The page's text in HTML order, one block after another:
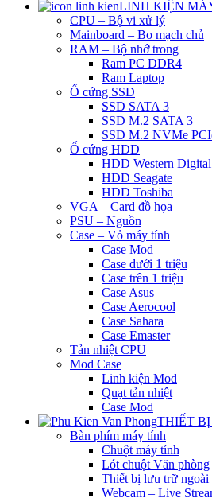
LINH KIỆN
CPU – Bộ vi xử lý
Mainboard – Bo mạch chủ
RAM – Bộ nhớ trong
Ram PC DDR4
Ram Laptop
Ổ cứng SSD
SSD SATA 3
SSD M.2 SATA 3
SSD M.2 NVMe
Ổ cứng HDD
HDD Western Digital
HDD Seagate
HDD Toshiba
VGA – Card đồ họa
PSU – Nguồn
Case – Vỏ máy tính
Case Mod
Case dưới 1 triệu
Case trên 1 triệu
Case Asus
Case Aerocool
Case Sahara
Case Emaster
Tản nhiệt CPU
Mod Case
Linh kiện Mod
Quạt tản nhiệt
Case Mod
THIẾT
Bàn phím máy tính
Chuột máy tính
Lót chuột Văn phòng
Thiết bị lưu trữ ngoài
Webcam – Live